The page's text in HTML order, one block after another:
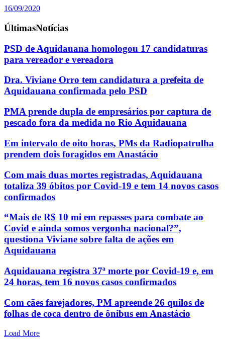
16/09/2020
ÚltimasNotícias
PSD de Aquidauana homologou 17 candidaturas
para vereador e vereadora
Dra. Viviane Orro tem candidatura a prefeita de
Aquidauana confirmada pelo PSD
PMA prende dupla de empresários por captura de
pescado fora da medida no Rio Aquidauana
Em intervalo de oito horas, PMs da Radiopatrulha
prendem dois foragidos em Anastácio
Com mais duas mortes registradas, Aquidauana
totaliza 39 óbitos por Covid-19 e tem 14 novos casos
confirmados
“Mais de R$ 10 mi em repasses para combate ao
Covid e ainda somos vergonha nacional?”,
questiona Viviane sobre falta de ações em
Aquidauana
Aquidauana registra 37ª morte por Covid-19 e, em
24 horas, tem 16 novos casos confirmados
Com cães farejadores, PM apreende 26 quilos de
folhas de coca dentro de ônibus em Anastácio
Load More